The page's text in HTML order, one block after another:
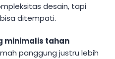
desain, tapi
ditempati.
minimalis tahan
panggung justru lebih